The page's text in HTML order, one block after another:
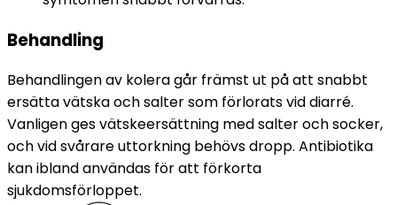
Behandling
Behandlingen av kolera går främst ut på att snabbt
ersätta vätska och salter som förlorats vid diarré.
Vanligen ges vätskeersättning med salter och socker,
och vid svårare uttorkning behövs dropp. Antibiotika
kan ibland användas för att förkorta
sjukdomsförloppet.